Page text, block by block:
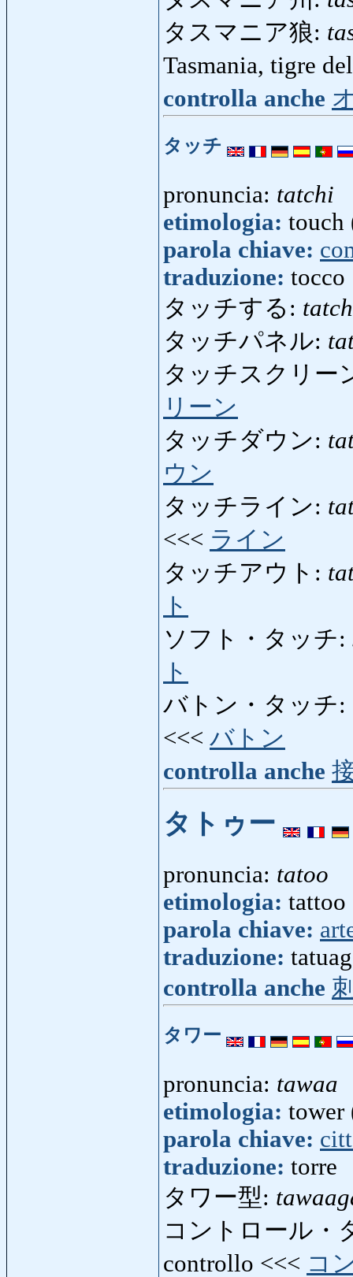
タスマニア狼:
Tasmania, tigre
controlla anche
タッチ
pronuncia: tatchi
etimologia: touch
parola chiave:
traduzione: tocco
タッチする:
タッチパネル:
タッチスクリー
リーン
タッチダウン:
ウン
タッチライン:
<<< ライン
タッチアウト:
ト
ソフト・タッチ:
ト
バトン・タッチ:
<<< バトン
controlla anche
タトゥー
pronuncia: tatoo
etimologia: tattoo
parola chiave:
traduzione:
controlla anche
タワー
pronuncia: tawaa
etimologia: tower
parola chiave:
traduzione: torre
タワー型:
コントロール・
controllo <<< コ